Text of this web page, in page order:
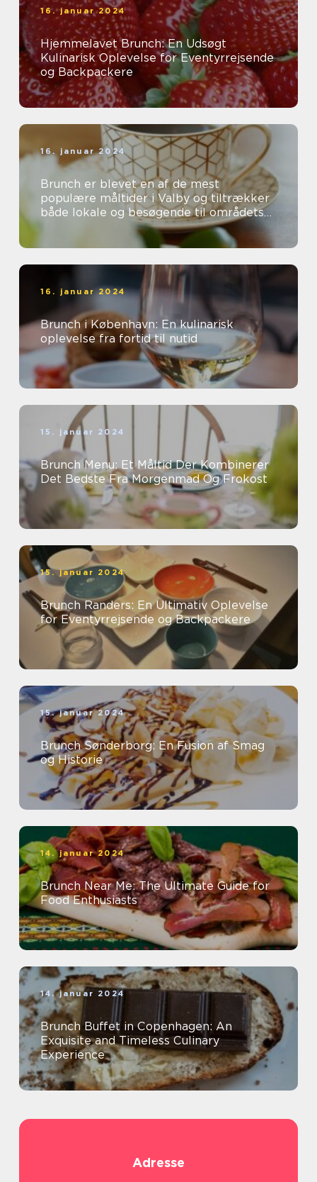
16. januar 2024
Hjemmelavet Brunch: En Udsøgt
Kulinarisk Oplevelse for Eventyrrejsende
og Backpackere
16. januar 2024
Brunch er blevet en af de mest
populære måltider i Valby og tiltrækker
både lokale og besøgende til områdets
mange charmerende caféer og
16. januar 2024
Brunch i København: En kulinarisk
oplevelse fra fortid til nutid
15. januar 2024
Brunch Menu: Et Måltid Der Kombinerer
Det Bedste Fra Morgenmad Og Frokost
15. januar 2024
Brunch Randers: En Ultimativ Oplevelse
for Eventyrrejsende og Backpackere
15. januar 2024
Brunch Sønderborg: En Fusion af Smag
og Historie
14. januar 2024
Brunch Near Me: The Ultimate Guide for
Food Enthusiasts
14. januar 2024
Brunch Buffet in Copenhagen: An
Exquisite and Timeless Culinary
Experience
Adresse